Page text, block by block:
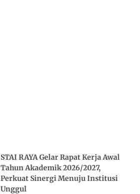
STAI RAYA Gelar Rapat Kerja Awal
Tahun Akademik 2026/2027,
Perkuat Sinergi Menuju Institusi
Unggul